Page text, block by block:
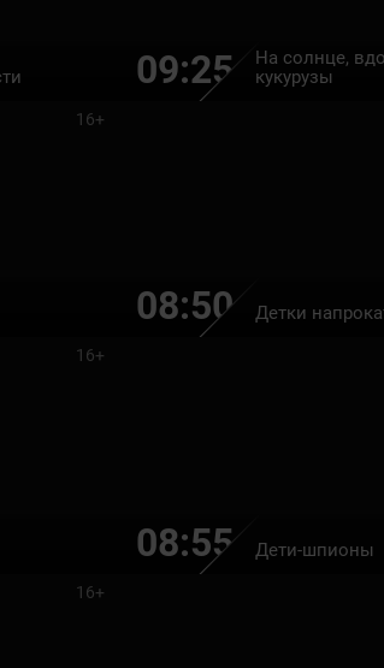
09:25
На солнце,
кукурузы
16+
08:50 Детки
16+
08:55 Дети-шпионы
16+